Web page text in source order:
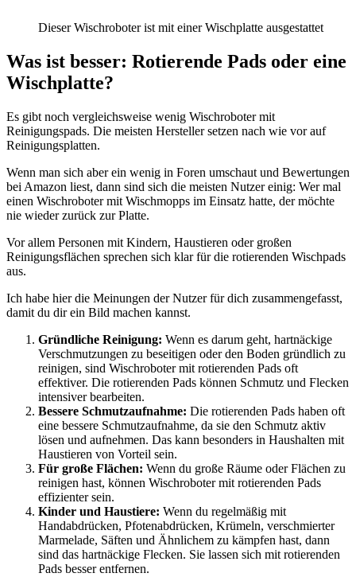
Dieser Wischroboter ist mit einer Wischplatte ausgestattet
Was ist besser: Rotierende Pads oder eine
Wischplatte?
Es gibt noch vergleichsweise wenig Wischroboter mit
Reinigungspads. Die meisten Hersteller setzen nach wie vor auf
Reinigungsplatten.
Wenn man sich aber ein wenig in Foren umschaut und Bewertungen
bei Amazon liest, dann sind sich die meisten Nutzer einig: Wer mal
einen Wischroboter mit Wischmopps im Einsatz hatte, der möchte
nie wieder zurück zur Platte.
Vor allem Personen mit Kindern, Haustieren oder großen
Reinigungsflächen sprechen sich klar für die rotierenden Wischpads
aus.
Ich habe hier die Meinungen der Nutzer für dich zusammengefasst,
damit du dir ein Bild machen kannst.
Gründliche Reinigung: Wenn es darum geht, hartnäckige
Verschmutzungen zu beseitigen oder den Boden gründlich zu
reinigen, sind Wischroboter mit rotierenden Pads oft
effektiver. Die rotierenden Pads können Schmutz und Flecken
intensiver bearbeiten.
Bessere Schmutzaufnahme: Die rotierenden Pads haben oft
eine bessere Schmutzaufnahme, da sie den Schmutz aktiv
lösen und aufnehmen. Das kann besonders in Haushalten mit
Haustieren von Vorteil sein.
Für große Flächen: Wenn du große Räume oder Flächen zu
reinigen hast, können Wischroboter mit rotierenden Pads
effizienter sein.
Kinder und Haustiere: Wenn du regelmäßig mit
Handabdrücken, Pfotenabdrücken, Krümeln, verschmierter
Marmelade, Säften und Ähnlichem zu kämpfen hast, dann
sind das hartnäckige Flecken. Sie lassen sich mit rotierenden
Pads besser entfernen.